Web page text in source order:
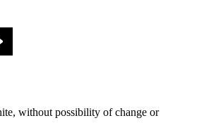
without possibility of change or